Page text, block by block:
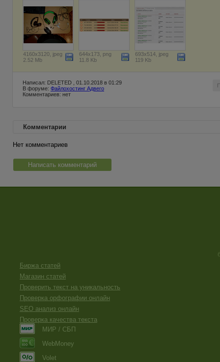
4160x3120, jpeg
2.52 Mb
644x173, png
11.8 Kb
693x514, jpeg
119 Kb
Написал: DELETED , 01.10.2018 в 01:29
В форуме: Файлохостинг Адвего
Комментариев: нет
Комментарии
Нет комментариев
Написать комментарий
Биржа статей
Магазин статей
Проверить текст на уникальность
Проверка орфографии онлайн
SEO анализ онлайн
Проверка качества текста
МИР / СБП
WebMoney
Volet